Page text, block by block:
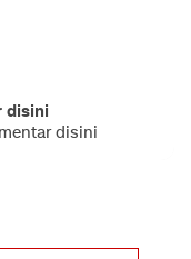
disini
disini